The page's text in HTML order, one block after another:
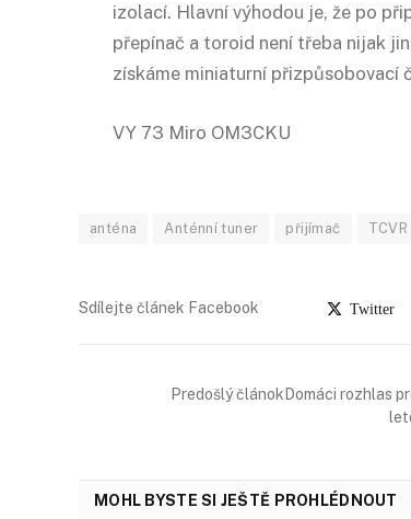
izolací. Hlavní výhodou je, že po
přepínač a toroid není třeba nijak
získáme miniaturní přizpůsobovací
VY 73 Miro OM3CKU
anténa Anténní tuner přijímač TCVR
Sdílejte článek Facebook Twitter
Predošlý článokDomáci rozhlas
MOHL BYSTE SI JEŠTĚ PROHLÉDNOUT